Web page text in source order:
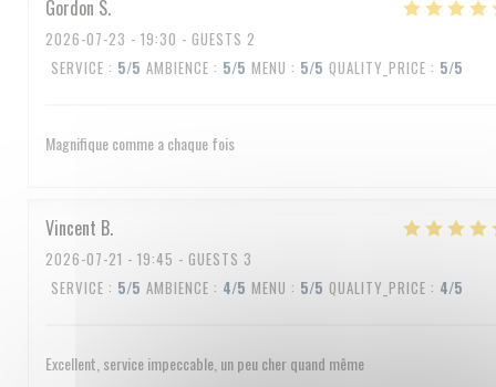
Gordon S
2026-07-23 - 19:30 - GUESTS 2
SERVICE : 5/5 AMBIENCE : 5/5 MENU : 5/5 QUALITY_PRICE : 5/5
Magnifique comme a chaque fois
Vincent B
2026-07-21 - 19:45 - GUESTS 3
SERVICE : 5/5 AMBIENCE : 4/5 MENU : 5/5 QUALITY_PRICE : 4/5
Excellent, service impeccable, un peu cher quand même